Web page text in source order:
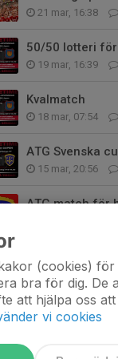
21 mar, 16:38
50/50 lotteri för
19 mar, 16:39
Kvalmatch
18 mar, 07:54
ATG Svenska
15 mar, 20:56
ATG match för
15 mar, 09:51
(cookies)
bra för dig. De
att hjälpa oss
vi cookies